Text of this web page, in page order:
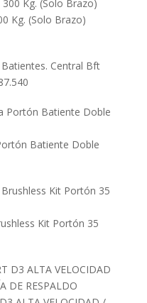
Kg. (Solo Brazo)
Central Bft
Batiente Doble
Kit Portón 35